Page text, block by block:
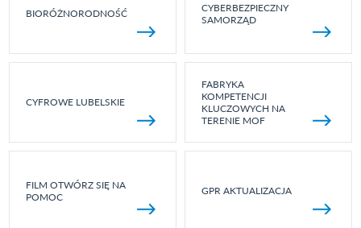
BIORÓŻNORODNOŚĆ
CYBERBEZPIECZNY
SAMORZĄD
CYFROWE LUBELSKIE
FABRYKA
KOMPETENCJI
KLUCZOWYCH NA
TERENIE MOF
FILM OTWÓRZ SIĘ NA
POMOC
GPR AKTUALIZACJA